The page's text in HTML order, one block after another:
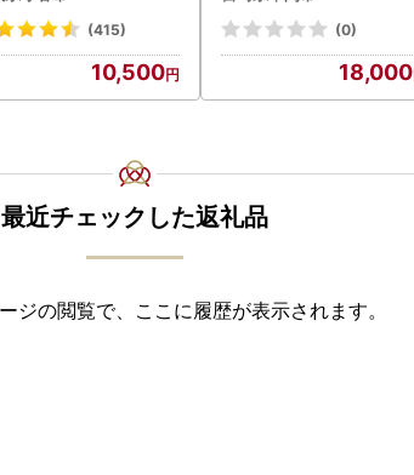
(415)
10,500
(0)
18,000
最近チェックした返礼品
ジの閲覧で、ここに履歴が表示されます。